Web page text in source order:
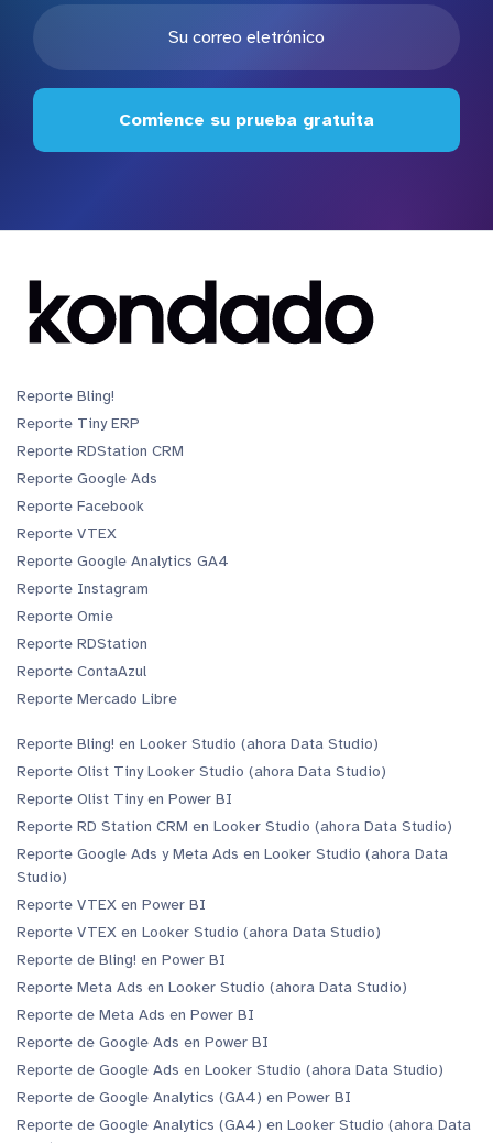
Comience su prueba gratuita
Reporte Bling!
Reporte Tiny ERP
Reporte RDStation CRM
Reporte Google Ads
Reporte Facebook
Reporte VTEX
Reporte Google Analytics GA4
Reporte Instagram
Reporte Omie
Reporte RDStation
Reporte ContaAzul
Reporte Mercado Libre
Reporte Bling! en Looker Studio (ahora Data Studio)
Reporte Olist Tiny Looker Studio (ahora Data Studio)
Reporte Olist Tiny en Power BI
Reporte RD Station CRM en Looker Studio (ahora Data Studio)
Reporte Google Ads y Meta Ads en Looker Studio (ahora Data
Studio)
Reporte VTEX en Power BI
Reporte VTEX en Looker Studio (ahora Data Studio)
Reporte de Bling! en Power BI
Reporte Meta Ads en Looker Studio (ahora Data Studio)
Reporte de Meta Ads en Power BI
Reporte de Google Ads en Power BI
Reporte de Google Ads en Looker Studio (ahora Data Studio)
Reporte de Google Analytics (GA4) en Power BI
Reporte de Google Analytics (GA4) en Looker Studio (ahora Data